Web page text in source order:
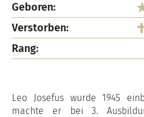
Geboren:
Verstorben:
Rang:
Leo Josefus wurde 1945
machte er bei 3.